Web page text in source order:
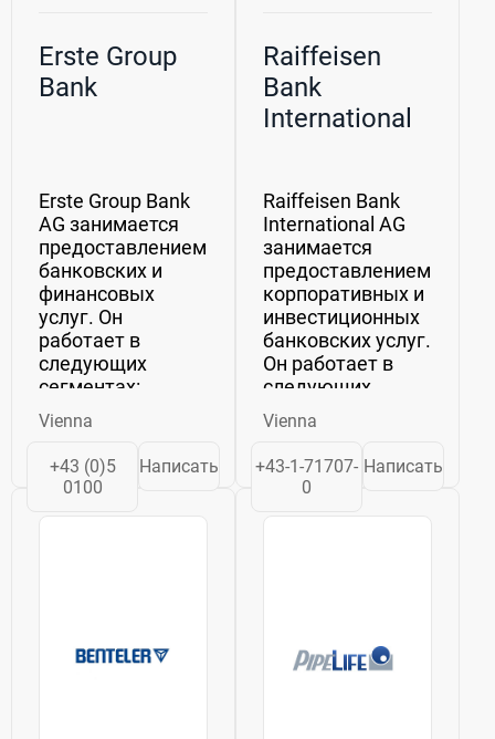
Erste Group
Bank
Erste Group Bank
AG занимается
предоставлением
банковских и
финансовых
услуг. Он
работает в
следующих
сегментах:
Розничные и
малые и средние
предприятия
(МСП), Групповое
инвестиционное
Корпоративный...
Vienna
+43 (0)5
0100
Написать
Raiffeisen
Bank
International
Raiffeisen Bank
International AG
занимается
предоставлением
корпоративных и
инвестиционных
банковских услуг.
Он работает в
следующих
географических
сегментах:
Центральная
Европа, Юго-
Европа, Россия,
Vienna
+43-1-71707-
0
Написать